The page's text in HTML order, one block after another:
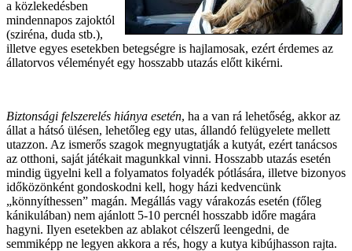
a közlekedésben
mindennapos zajoktól
(sziréna, duda stb.),
illetve egyes esetekben betegségre is hajlamosak, ezért érdemes az
állatorvos véleményét egy hosszabb utazás előtt kikérni.
Biztonsági felszerelés hiánya esetén, ha a van rá lehetőség, akkor az
állat a hátsó ülésen, lehetőleg egy utas, állandó felügyelete mellett
utazzon. Az ismerős szagok megnyugtatják a kutyát, ezért tanácsos
az otthoni, saját játékait magunkkal vinni. Hosszabb utazás esetén
mindig ügyelni kell a folyamatos folyadék pótlására, illetve bizonyos
időközönként gondoskodni kell, hogy házi kedvencünk
„könnyíthessen” magán. Megállás vagy várakozás esetén (főleg
kánikulában) nem ajánlott 5-10 percnél hosszabb időre magára
hagyni. Ilyen esetekben az ablakot célszerű leengedni, de
semmiképp ne legyen akkora a rés, hogy a kutya kibújhasson rajta.